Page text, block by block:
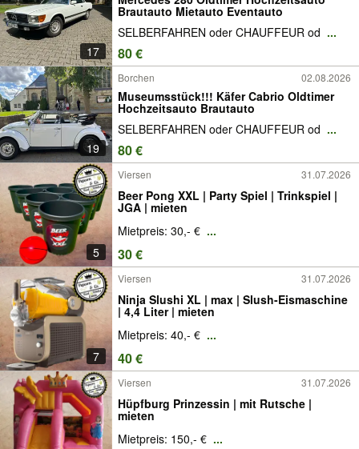
17
Brautauto Mietauto Eventauto
SELBERFAHREN oder CHAUFFEUR od ...
80 €
19
Borchen 02.08.2026
Museumsstück!!! Käfer Cabrio Oldtimer
Hochzeitsauto Brautauto
SELBERFAHREN oder CHAUFFEUR od ...
80 €
5
Viersen 31.07.2026
Beer Pong XXL | Party Spiel | Trinkspiel |
JGA | mieten
Mietpreis: 30,- € ...
30 €
7
Viersen 31.07.2026
Ninja Slushi XL | max | Slush-Eismaschine
| 4,4 Liter | mieten
Mietpreis: 40,- € ...
40 €
Viersen 31.07.2026
Hüpfburg Prinzessin | mit Rutsche |
mieten
Mietpreis: 150,- € ...